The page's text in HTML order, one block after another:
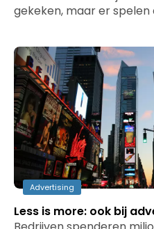
gekeken, maar er spelen
Advertising
Less is more: ook bij